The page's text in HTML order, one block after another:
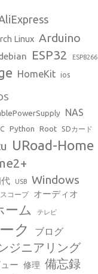
Linux Arduino
ESP32 ESP8266
HomeKit ios
NAS
Python Root SDカード
URoad-Home
USB Windows
コープ オーディオ
ーム テレビ
ク ブログ
ジニアリング
ー 修理 備忘録